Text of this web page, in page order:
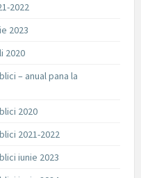
2022
2023
2020
– anual pana la
2020
2021-2022
iunie 2023